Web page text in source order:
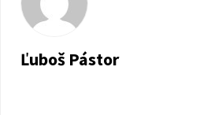
Ľuboš Pástor